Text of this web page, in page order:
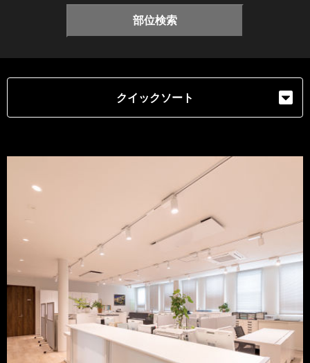
部位検索
クイックソート